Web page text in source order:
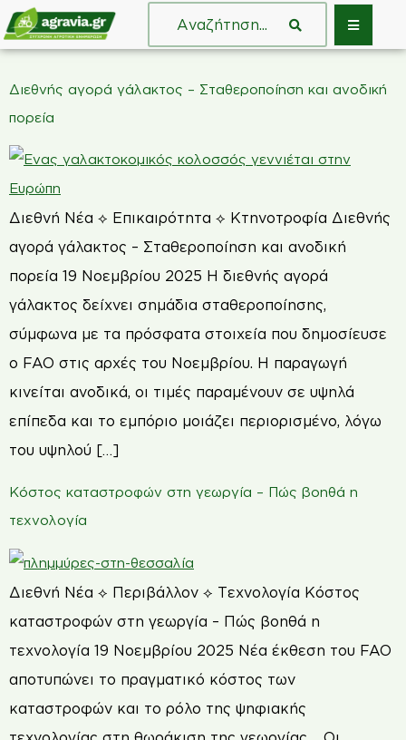
Διεθνής αγορά γάλακτος – Σταθεροποίηση και ανοδική
πορεία
Διεθνή Νέα ⟡ Επικαιρότητα ⟡ Κτηνοτροφία Διεθνής
αγορά γάλακτος – Σταθεροποίηση και ανοδική
πορεία 19 Νοεμβρίου 2025 Η διεθνής αγορά
γάλακτος δείχνει σημάδια σταθεροποίησης,
σύμφωνα με τα πρόσφατα στοιχεία που δημοσίευσε
ο FAO στις αρχές του Νοεμβρίου. Η παραγωγή
κινείται ανοδικά, οι τιμές παραμένουν σε υψηλά
επίπεδα και το εμπόριο μοιάζει περιορισμένο, λόγω
του υψηλού […]
Κόστος καταστροφών στη γεωργία – Πώς βοηθά η
τεχνολογία
Διεθνή Νέα ⟡ Περιβάλλον ⟡ Τεχνολογία Κόστος
καταστροφών στη γεωργία – Πώς βοηθά η
τεχνολογία 19 Νοεμβρίου 2025 Νέα έκθεση του FAO
αποτυπώνει το πραγματικό κόστος των
καταστροφών και το ρόλο της ψηφιακής